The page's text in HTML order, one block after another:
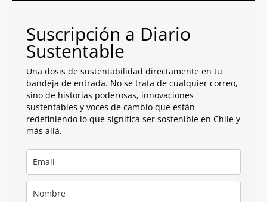
Suscripción a Diario
Sustentable
Una dosis de sustentabilidad directamente en tu
bandeja de entrada. No se trata de cualquier correo,
sino de historias poderosas, innovaciones
sustentables y voces de cambio que están
redefiniendo lo que significa ser sostenible en Chile y
más allá.